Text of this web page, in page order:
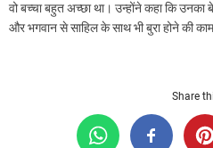
वो बच्चा बहुत अच्छा था। उन्होंने कहा कि उनका
और भगवान से साहिल के साथ भी बुरा होने की
Share